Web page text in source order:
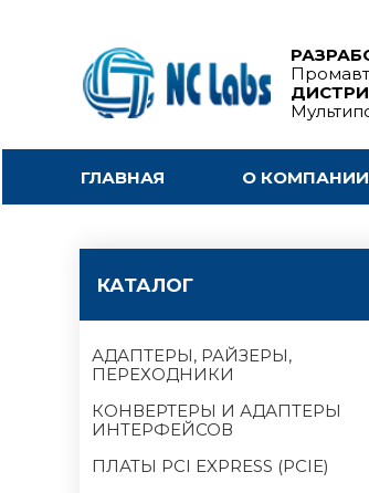
ГЛАВНАЯ О КОМПАНИИ
КАТАЛОГ
АДАПТЕРЫ, РАЙЗЕРЫ,
ПЕРЕХОДНИКИ
КОНВЕРТЕРЫ И АДАПТЕРЫ
ИНТЕРФЕЙСОВ
ПЛАТЫ PCI EXPRESS (PCIE)